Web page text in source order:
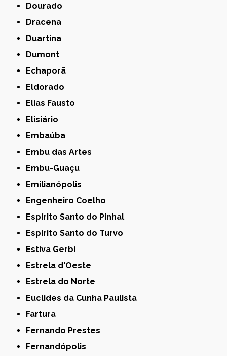
Dourado
Dracena
Duartina
Dumont
Echaporã
Eldorado
Elias Fausto
Elisiário
Embaúba
Embu das Artes
Embu-Guaçu
Emilianópolis
Engenheiro Coelho
Espírito Santo do Pinhal
Espírito Santo do Turvo
Estiva Gerbi
Estrela d'Oeste
Estrela do Norte
Euclides da Cunha Paulista
Fartura
Fernando Prestes
Fernandópolis